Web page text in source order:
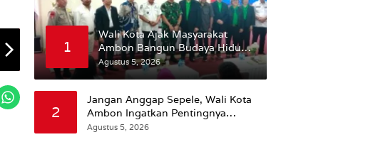
1
Wali Kota Ajak Masyarakat
Ambon Bangun Budaya Hidup
Sehat
Agustus 5, 2026
2
Jangan Anggap Sepele, Wali Kota
Ambon Ingatkan Pentingnya
Perencanaan Kesehatan
Agustus 5, 2026